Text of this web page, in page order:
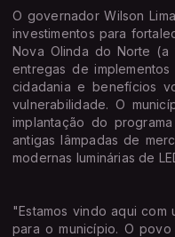
O governador Wilson
investimentos para
Nova Olinda do Norte (a
entregas de
cidadania e benefícios
vulnerabilidade. O
implantação do
antigas lâmpadas de
modernas luminárias de
"Estamos vindo aqui com
para o município. O